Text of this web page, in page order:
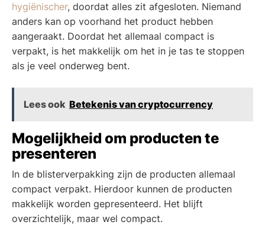
hygiënischer, doordat alles zit afgesloten. Niemand
anders kan op voorhand het product hebben
aangeraakt. Doordat het allemaal compact is
verpakt, is het makkelijk om het in je tas te stoppen
als je veel onderweg bent.
Lees ook Betekenis van cryptocurrency
Mogelijkheid om producten te
presenteren
In de blisterverpakking zijn de producten allemaal
compact verpakt. Hierdoor kunnen de producten
makkelijk worden gepresenteerd. Het blijft
overzichtelijk, maar wel compact.